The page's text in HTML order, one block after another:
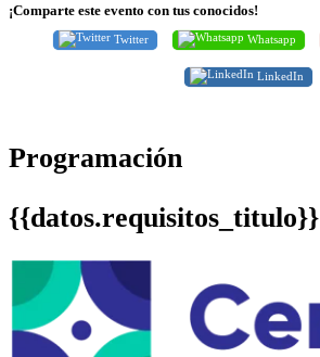
¡Comparte este evento con tus conocidos!
Twitter Whatsapp
LinkedIn
Programación
{{datos.requisitos_titulo}}